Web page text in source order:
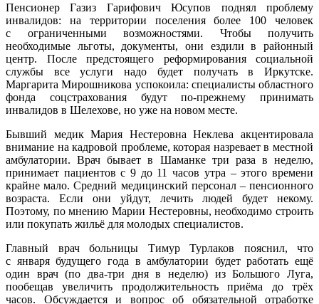
Пенсионер Газиз Гарифович Юсупов поднял проблему
инвалидов: на территории поселения более 100 человек
с ограниченными возможностями. Чтобы получить
необходимые льготы, документы, они ездили в районный
центр. После предстоящего реформирования социальной
службы все услуги надо будет получать в Иркутске.
Маргарита Мирошникова успокоила: специалисты областного
фонда соцстрахования будут по-прежнему принимать
инвалидов в Шелехове, но уже на новом месте.
Бывший медик Мария Нестеровна Неклева акцентировала
внимание на кадровой проблеме, которая назревает в местной
амбулатории. Врач бывает в Шаманке три раза в неделю,
принимает пациентов с 9 до 11 часов утра – этого времени
крайне мало. Средний медицинский персонал – пенсионного
возраста. Если они уйдут, лечить людей будет некому.
Поэтому, по мнению Марии Нестеровны, необходимо строить
или покупать жильё для молодых специалистов.
Главный врач больницы Тимур Турлаков пояснил, что
с января будущего года в амбулатории будет работать ещё
один врач (по два-три дня в неделю) из Большого Луга,
пообещав увеличить продолжительность приёма до трёх
часов. Обсуждается и вопрос об обязательной отработке